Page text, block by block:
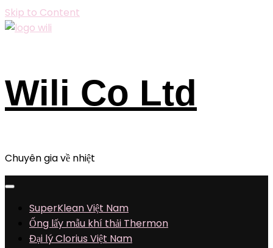
Skip to Content
Wili Co Ltd
Chuyên gia về nhiệt
SuperKlean Việt Nam
Ống lấy mẫu khí thải Thermon
Đại lý Clorius Việt Nam